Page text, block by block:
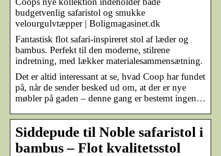
budgetvenlig safaristol og smukke
velourgulvtæpper | Boligmagasinet.dk
Fantastisk flot safari-inspireret stol af læder og
bambus. Perfekt til den moderne, stilrene
indretning, med lækker materialesammensætning.
Det er altid interessant at se, hvad Coop har fundet
på, når de sender besked ud om, at der er nye
møbler på gaden – denne gang er bestemt ingen…
Siddepude til Noble safaristol i
bambus – Flot kvalitetsstol